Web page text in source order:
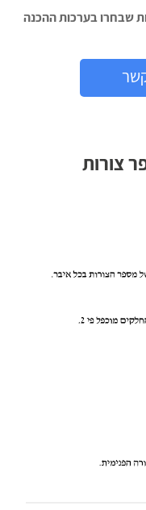
שבחרו בערכות ההכנה
צורות